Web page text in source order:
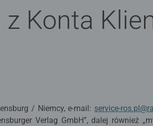
Konta
/ Niemcy, e-mail: service-
Verlag GmbH”, dalej również